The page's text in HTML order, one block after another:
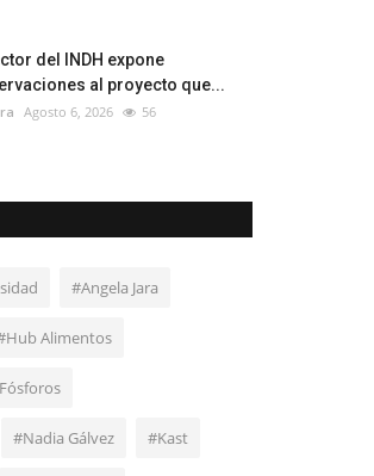
del INDH expone
al proyecto que...
Agosto 6, 2026 56
#Angela Jara
Alimentos
#Nadia Gálvez #Kast